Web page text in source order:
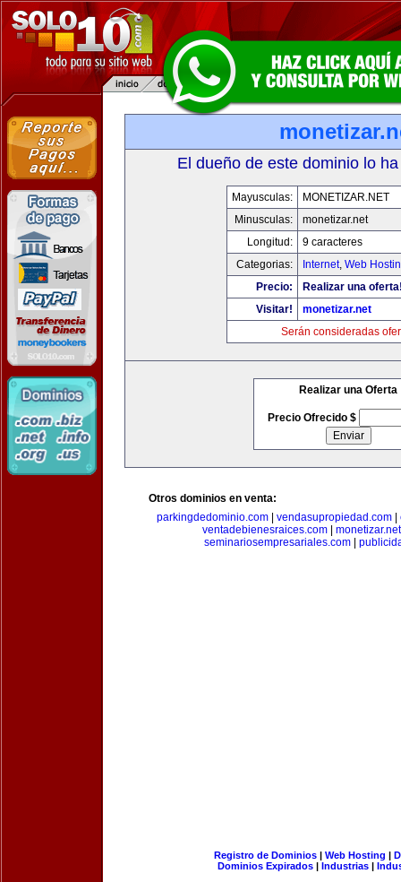
El dueño de este dominio lo
Mayusculas:
MONETIZAR.NET
Minusculas:
monetizar.net
Longitud:
9 caracteres
Categorias:
Internet, Web
Precio:
Realizar una
Visitar!
monetizar.net
Serán consideradas
Realizar una Oferta
Precio Ofrecido $
Otros dominios en venta:
parkingdedominio.com| vendasupropiedad.com|
ventadebienesraices.com
monetizar.net
seminariosempresariales.com
Registro de Dominios| Web Hosting |
Dominios Expirados | Industrias |